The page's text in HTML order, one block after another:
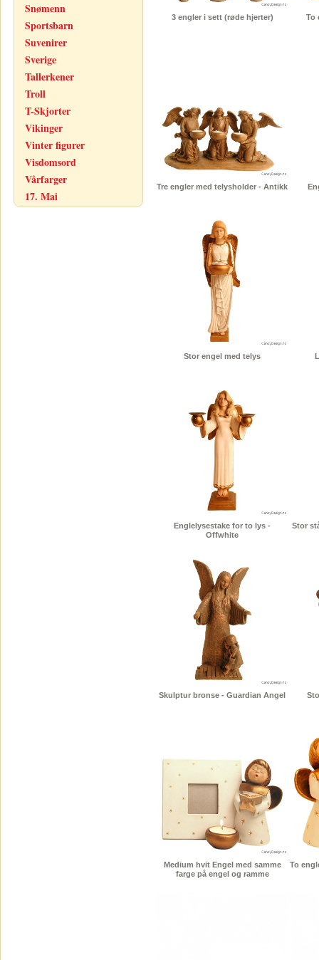
Snømenn
Sportsbarn
Suvenirer
Sverige
Tallerkener
Troll
T-Skjorter
Vikinger
Vinter figurer
Visdomsord
Vårfarger
17. Mai
3 engler i sett (røde hjerter) To
Tre engler med telysholder - Antikk
Stor engel med telys
Englelysestake for to lys -
Offwhite
Stor
Skulptur bronse - Guardian Angel
Medium hvit Engel med samme
farge på engel og ramme
To